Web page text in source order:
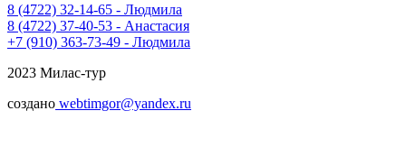
8 (4722) 32-14-65 - Людмила
8 (4722) 37-40-53 - Анастасия
+7 (910) 363-73-49 - Людмила
2023 Милас-тур
создано webtimgor@yandex.ru